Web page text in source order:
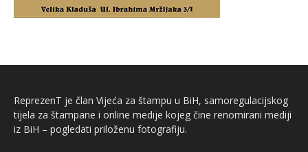
ReprezenT je član Vijeća za štampu u BiH, samoregulacijskog
tijela za štampane i online medije kojeg čine renomirani mediji
iz BiH – pogledati priloženu fotografiju.